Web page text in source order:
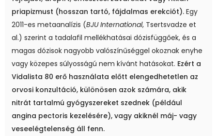
priapizmust (hosszan tartó, fájdalmas erekciót). Egy
2011-es metaanalízis (BJU International, Tsertsvadze et
al.) szerint a tadalafil mellékhatásai dózisfüggőek, és a
magas dózisok nagyobb valószínűséggel okoznak enyhe
vagy közepes súlyosságú nem kívánt hatásokat. Ezért a
Vidalista 80 erő használata előtt elengedhetetlen az
orvosi konzultáció, különösen azok számára, akik
nitrát tartalmú gyógyszereket szednek (például
angina pectoris kezelésére), vagy akiknél máj- vagy
veseelégtelenség áll fenn.